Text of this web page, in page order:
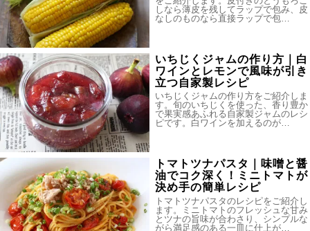
しなら薄皮を残してラップで包み、皮
なしのものなら直接ラップで包…
いちじくジャムの作り方｜白
ワインとレモンで風味が引き
立つ自家製レシピ
いちじくジャムの作り方をご紹介しま
す。旬のいちじくを使った、香り豊か
で果実感あふれる自家製ジャムのレシ
ピです。白ワインを加えるのが…
トマトツナパスタ｜味噌と醤
油でコク深く！ミニトマトが
決め手の簡単レシピ
トマトツナパスタのレシピをご紹介し
ます。ミニトマトのフレッシュな甘み
とツナの旨味が合わさり、シンプルな
がら満足感のある一皿に仕上が…